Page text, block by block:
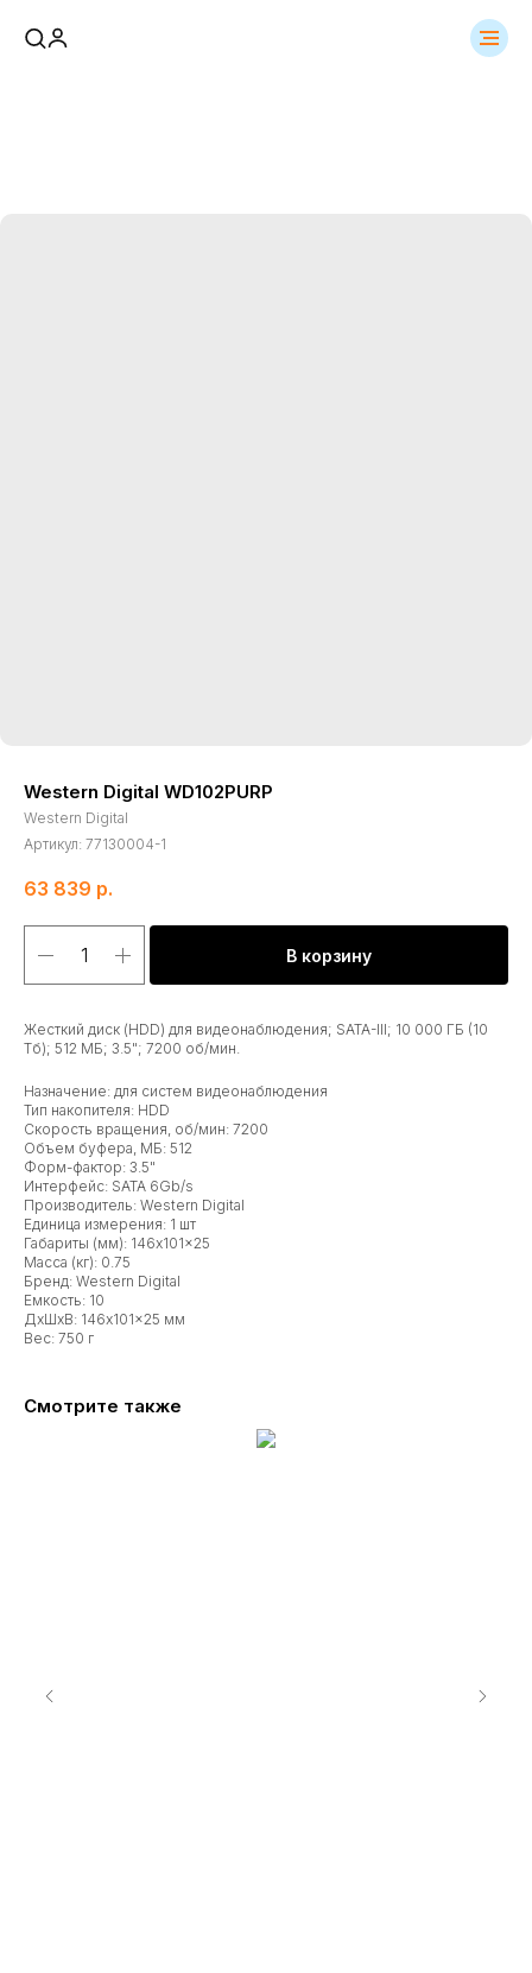
Western Digital WD102PURP
Western Digital
Артикул: 77130004-1
63 839 р.
В корзину
Жесткий диск (HDD) для видеонаблюдения; SATA-III; 10 000 ГБ (10
Тб); 512 МБ; 3.5"; 7200 об/мин.
Назначение: для систем видеонаблюдения
Тип накопителя: HDD
Скорость вращения, об/мин: 7200
Объем буфера, МБ: 512
Форм-фактор: 3.5"
Интерфейс: SATA 6Gb/s
Производитель: Western Digital
Единица измерения: 1 шт
Габариты (мм): 146x101x25
Масса (кг): 0.75
Бренд: Western Digital
Емкость: 10
ДxШxВ: 146x101x25 мм
Вес: 750 г
Смотрите также